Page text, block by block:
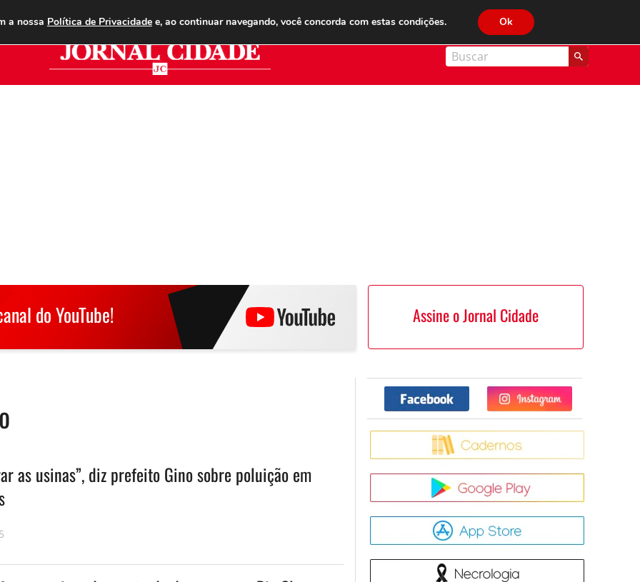
ANUNCIE ASSINE CONTATO PUBLICIDADE LEGAL JC FM 89.1
do YouTube! Assine o Jornal Cidade
as usinas”, diz prefeito Gino sobre poluição em
Facebook Twitter
a nossa Política de Privacidadee, ao continuar navegando, você concorda com estas condições. Ok